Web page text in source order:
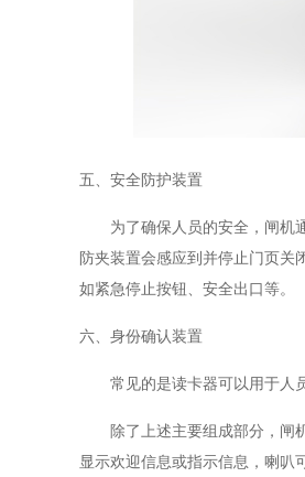
五、安全防护装置
为了确保人员的安全，闸机
防夹装置会感应到并停止门页关
如紧急停止按钮、安全出口等。
六、身份确认装置
常见的是读卡器可以用于人
除了上述主要组成部分，闸
显示欢迎信息或指示信息，喇叭